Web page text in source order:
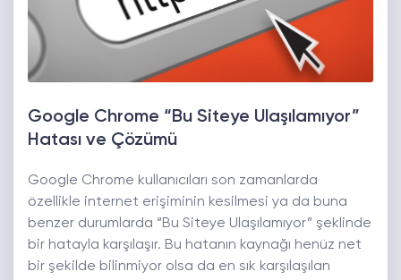
Google Chrome “Bu Siteye Ulaşılamıyor”
Hatası ve Çözümü
Google Chrome kullanıcıları son zamanlarda
özellikle internet erişiminin kesilmesi ya da buna
benzer durumlarda “Bu Siteye Ulaşılamıyor” şeklinde
bir hatayla karşılaşır. Bu hatanın kaynağı henüz net
bir şekilde bilinmiyor olsa da en sık karşılaşılan